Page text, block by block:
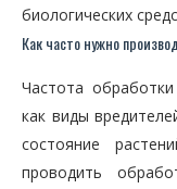
биологических
Как часто нужно
Частота
как виды
состояние
проводить